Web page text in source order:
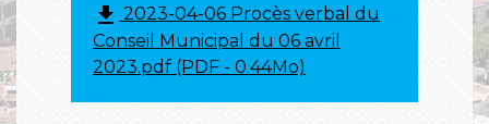
file_download 2023-04-06 Procès verbal du
Conseil Municipal du 06 avril
2023.pdf (PDF - 0.44Mo)